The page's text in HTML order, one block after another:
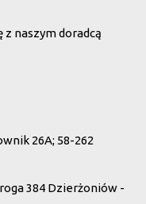
naszym doradcą
26A; 58-262
384 Dzierżoniów -